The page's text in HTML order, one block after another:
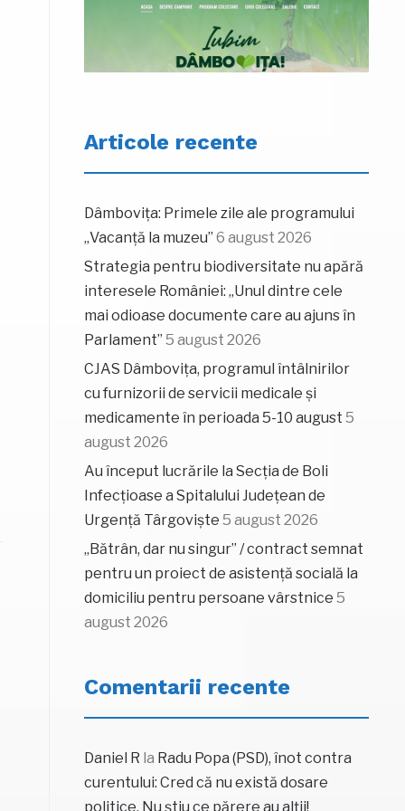
Articole recente
Dâmbovița: Primele zile ale programului
„Vacanță la muzeu” 6 august 2026
Strategia pentru biodiversitate nu apără
interesele României: „Unul dintre cele
mai odioase documente care au ajuns în
Parlament” 5 august 2026
CJAS Dâmbovița, programul întâlnirilor
cu furnizorii de servicii medicale și
medicamente în perioada 5-10 august 5
august 2026
Au început lucrările la Secția de Boli
Infecțioase a Spitalului Județean de
Urgență Târgoviște 5 august 2026
„Bătrân, dar nu singur” / contract semnat
pentru un proiect de asistență socială la
domiciliu pentru persoane vârstnice 5
august 2026
Comentarii recente
Daniel R la Radu Popa (PSD), înot contra
curentului: Cred că nu există dosare
politice. Nu știu ce părere au alții!